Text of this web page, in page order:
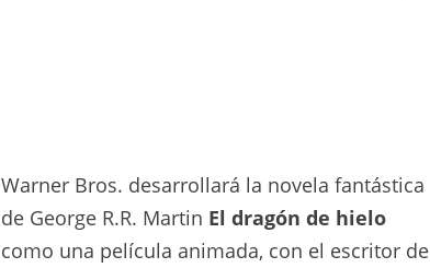
Warner Bros. desarrollará la novela fantástica
de George R.R. Martin El dragón de hielo
como una película animada, con el escritor de